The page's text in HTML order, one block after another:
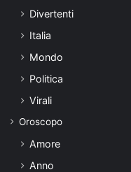
Divertenti
Italia
Mondo
Politica
Virali
Oroscopo
Amore
Anno